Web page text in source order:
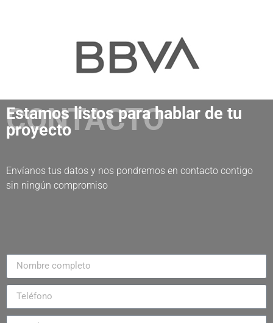
Estamos listos para hablar de tu
proyecto
CONTACTO
Envíanos tus datos y nos pondremos en contacto contigo
sin ningún compromiso